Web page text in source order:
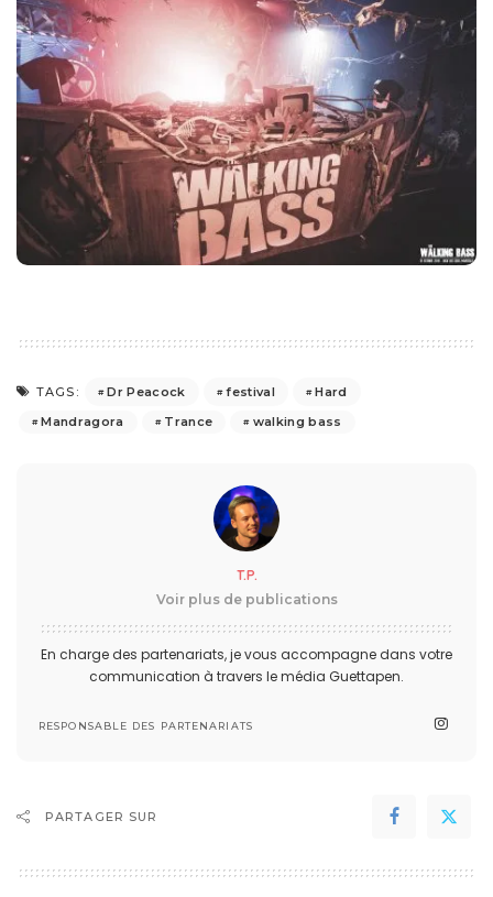
TAGS: Dr Peacock festival
Hard
Mandragora
Trance walking bass
T.P.
Voir plus de publications
En charge des partenariats, je vous accompagne dans votre
communication à travers le média Guettapen.
RESPONSABLE DES PARTENARIATS
PARTAGER SUR